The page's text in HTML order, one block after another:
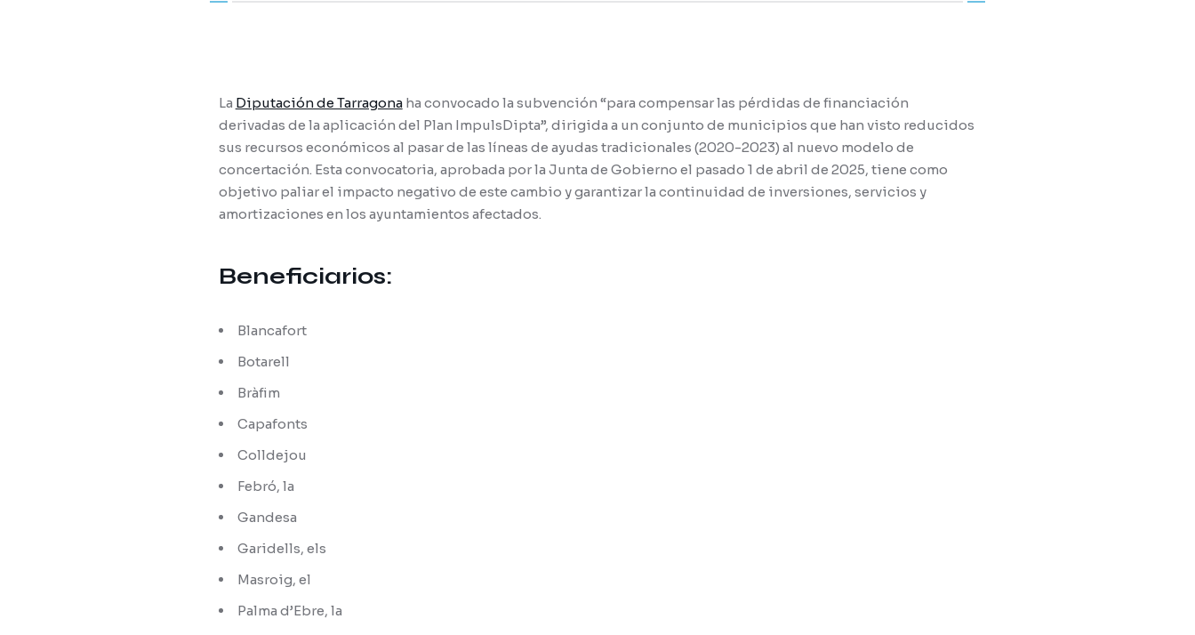
La Diputación de Tarragonaha convocado la subvención “para compensar las pérdidas de financiación
derivadas de la aplicación del Plan ImpulsDipta”, dirigida a un conjunto de municipios que han visto reducidos
sus recursos económicos al pasar de las líneas de ayudas tradicionales (2020-2023) al nuevo modelo de
concertación. Esta convocatoria, aprobada por la Junta de Gobierno el pasado 1 de abril de 2025, tiene como
objetivo paliar el impacto negativo de este cambio y garantizar la continuidad de inversiones, servicios y
amortizaciones en los ayuntamientos afectados.
Beneficiarios:
Blancafort
Botarell
Bràfim
Capafonts
Colldejou
Febró, la
Gandesa
Garidells, els
Masroig, el
Palma d’Ebre, la